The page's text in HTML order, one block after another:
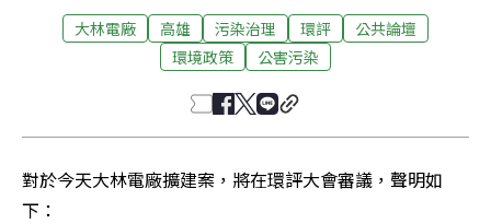
大林電廠 高雄 污染治理 環評
公共論壇
環境政策
公害污染
對於今天大林電廠擴建案，將在環評大會審議，聲明如
下：